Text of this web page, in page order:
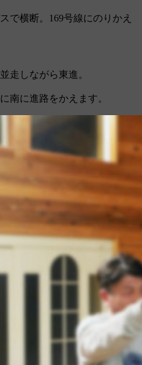
で横断。169号線にのりかえ
走しながら東進。
南に進路をかえます。